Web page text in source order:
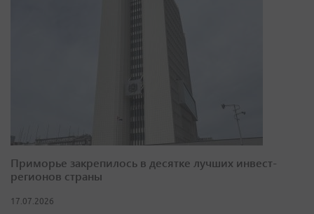
Приморье закрепилось в десятке лучших инвест-
регионов страны
17.07.2026